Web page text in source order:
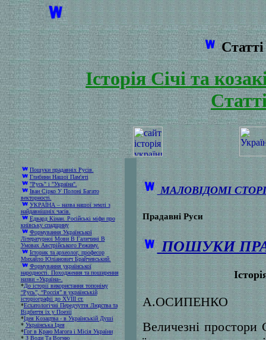
Статті
Історія Січі та
Пошуки прадавніх Русів.
Глибини Нашої Пам'яті
"Русь" і "Україна".
Іван Сірко У Полоні Багато
векторності.
УКРАЇНА – назва нашої землі з
найдавнішніх часів.
Едвард Кінан. Російські міфи про
київську спадщину
Формування Української
Літературної Мови В Галичині В
Умовах Австрійського Режиму.
Історик та археолог, професор
Михайло Юліанович Брайчевський.
Формування української
народності. Походження та поширення
назви «Україна».
*До історії використання топоніму
“Русь”, “Россія” в українській
історіографії до XVIII ст.
*Есхатологічні Передчуття Людства та
Відбиття їх у Поезії
*Ідея Козацтва - в Українській Душі
* Українська Ідея
*Гог в Краю Магога і Місія України
* З Води Та Вогню
МАЛОВІДОМІ
Прадавні Руси
ПОШУКИ
А.ОСИПЕНКО
Величезні простори